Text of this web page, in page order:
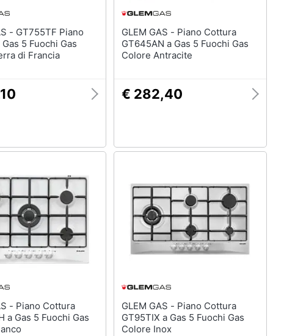
Piano
5 Fuochi Gas
di Francia
GLEM GAS - Piano Cottura
GT645AN a Gas 5 Fuochi Gas
Colore Antracite
€ 282,40
a Gas 5 Fuochi Gas
GLEM GAS - Piano Cottura
GT95TIX a Gas 5 Fuochi Gas
Colore Inox